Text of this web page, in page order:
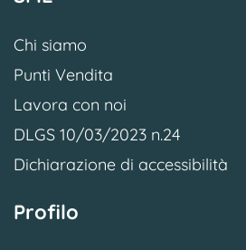
Chi siamo
Punti Vendita
Lavora con noi
DLGS 10/03/2023 n.24
Dichiarazione di accessibilità
Profilo